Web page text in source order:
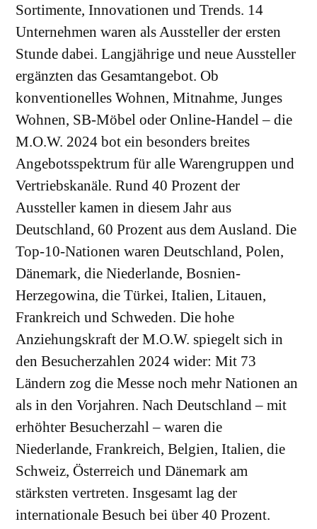
Sortimente, Innovationen und Trends. 14
Unternehmen waren als Aussteller der ersten
Stunde dabei. Langjährige und neue Aussteller
ergänzten das Gesamtangebot. Ob
konventionelles Wohnen, Mitnahme, Junges
Wohnen, SB-Möbel oder Online-Handel – die
M.O.W. 2024 bot ein besonders breites
Angebotsspektrum für alle Warengruppen und
Vertriebskanäle. Rund 40 Prozent der
Aussteller kamen in diesem Jahr aus
Deutschland, 60 Prozent aus dem Ausland. Die
Top-10-Nationen waren Deutschland, Polen,
Dänemark, die Niederlande, Bosnien-
Herzegowina, die Türkei, Italien, Litauen,
Frankreich und Schweden. Die hohe
Anziehungskraft der M.O.W. spiegelt sich in
den Besucherzahlen 2024 wider: Mit 73
Ländern zog die Messe noch mehr Nationen an
als in den Vorjahren. Nach Deutschland – mit
erhöhter Besucherzahl – waren die
Niederlande, Frankreich, Belgien, Italien, die
Schweiz, Österreich und Dänemark am
stärksten vertreten. Insgesamt lag der
internationale Besuch bei über 40 Prozent.